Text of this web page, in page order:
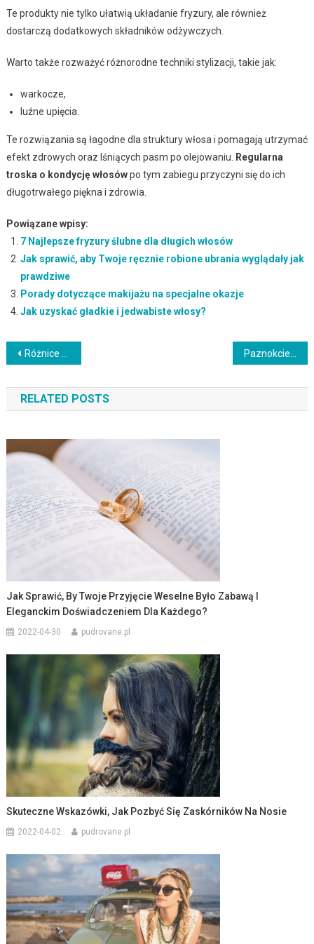
Te produkty nie tylko ułatwią układanie fryzury, ale również
dostarczą dodatkowych składników odżywczych.
Warto także rozważyć różnorodne techniki stylizacji, takie jak:
warkocze,
luźne upięcia.
Te rozwiązania są łagodne dla struktury włosa i pomagają utrzymać
efekt zdrowych oraz lśniących pasm po olejowaniu.
Regularna
troska o kondycję włosówpo tym zabiegu przyczyni się do ich
długotrwałego piękna i zdrowia.
Powiązane wpisy:
7 Najlepsze fryzury ślubne dla długich włosów
Jak sprawić, aby Twoje ręcznie robione ubrania wyglądały jak
prawdziwe
Porady dotyczące makijażu na specjalne okazje
Jak uzyskać gładkie i jedwabiste włosy?
Nawigacja
wpisu
Różnice między pomadką a szminką: co wybrać dla swoich ust?
RELATED POSTS
Jak Sprawić, By Twoje Przyjęcie Weselne Było Zabawą I
Eleganckim Doświadczeniem Dla Każdego?
2022-04-30 pudrovane.pl
Skuteczne Wskazówki, Jak Pozbyć Się Zaskórników Na Nosie
2022-04-02 pudrovane.pl